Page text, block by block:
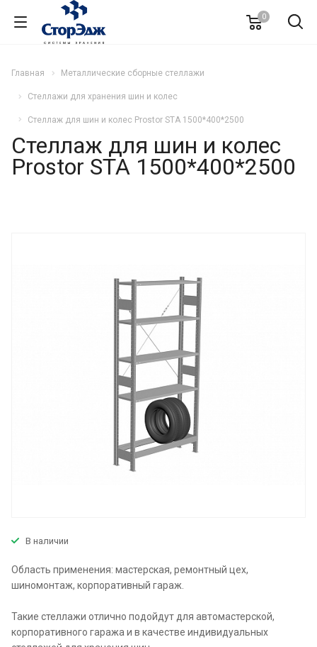
0
Главная Металлические сборные стеллажи
Стеллажи для хранения шин и колес
Стеллаж для шин и колес Prostor STA 1500*400*2500
Стеллаж для шин и колес
Prostor STA 1500*400*2500
В наличии
Область применения: мастерская, ремонтный цех,
шиномонтаж, корпоративный гараж.
Такие стеллажи отлично подойдут для автомастерской,
корпоративного гаража и в качестве индивидуальных